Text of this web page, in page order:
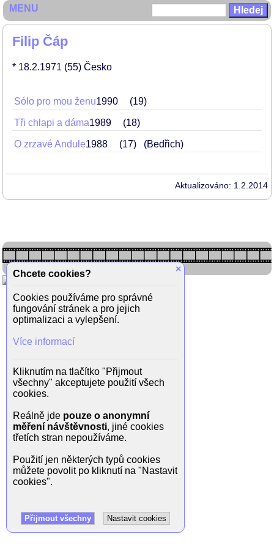
Filip Čáp
* 18.2.1971 (55) Česko
Sólo pro mou ženu1990 19
Tři chlapi a dáma1989 18
O zrzavé Andule1988 17 (Bedřich)
Aktualizováno: 1.2.2014
MENU
×
Chcete cookies?
Cookies používáme pro správné
fungování stránek a pro jejich
optimalizaci a vylepšení.
Více informací
Kliknutím na tlačítko "Přijmout
všechny" akceptujete použití všech
cookies.
Reálně jde pouze o anonymní
měření návštěvnosti, jiné cookies
třetích stran nepoužíváme.
Použití jen některých typů cookies
můžete povolit po kliknutí na "Nastavit
cookies".
Přijmout všechny Nastavit cookies